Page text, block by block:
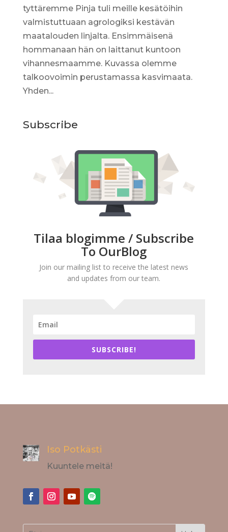
tyttäremme Pinja tuli meille kesätöihin
valmistuttuaan agrologiksi kestävän
maatalouden linjalta. Ensimmäisenä
hommanaan hän on laittanut kuntoon
vihannesmaamme. Kuvassa olemme
talkoovoimin perustamassa kasvimaata.
Yhden...
Subscribe
Tilaa blogimme / Subscribe
To OurBlog
Join our mailing list to receive the latest news
and updates from our team.
SUBSCRIBE!
Iso Potkästi
Kuuntele meitä!